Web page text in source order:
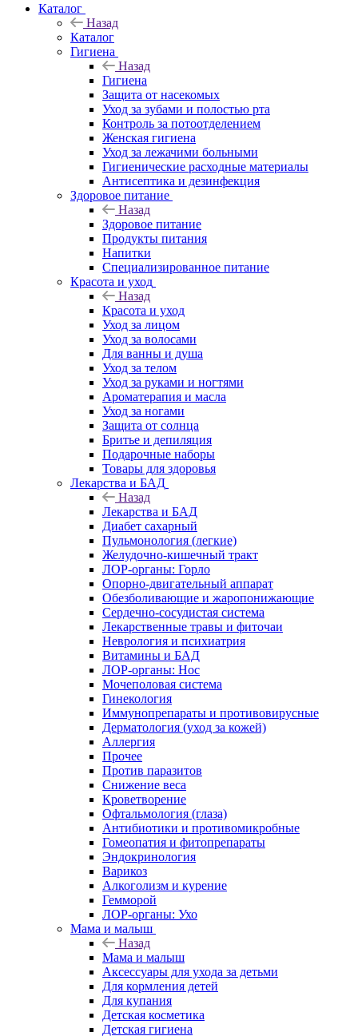
Каталог
Назад
Каталог
Гигиена
Назад
Гигиена
Защита от насекомых
Уход за зубами и полостью рта
Контроль за потоотделением
Женская гигиена
Уход за лежачими больными
Гигиенические расходные материалы
Антисептика и дезинфекция
Здоровое питание
Назад
Здоровое питание
Продукты питания
Напитки
Специализированное питание
Красота и уход
Назад
Красота и уход
Уход за лицом
Уход за волосами
Для ванны и душа
Уход за телом
Уход за руками и ногтями
Ароматерапия и масла
Уход за ногами
Защита от солнца
Бритье и депиляция
Подарочные наборы
Товары для здоровья
Лекарства и БАД
Назад
Лекарства и БАД
Диабет сахарный
Пульмонология (легкие)
Желудочно-кишечный тракт
ЛОР-органы: Горло
Опорно-двигательный аппарат
Обезболивающие и жаропонижающие
Сердечно-сосудистая система
Лекарственные травы и фиточаи
Неврология и психиатрия
Витамины и БАД
ЛОР-органы: Нос
Мочеполовая система
Гинекология
Иммунопрепараты и противовирусные
Дерматология (уход за кожей)
Аллергия
Прочее
Против паразитов
Снижение веса
Кроветворение
Офтальмология (глаза)
Антибиотики и противомикробные
Гомеопатия и фитопрепараты
Эндокринология
Варикоз
Алкоголизм и курение
Гемморой
ЛОР-органы: Ухо
Мама и малыш
Назад
Мама и малыш
Аксессуары для ухода за детьми
Для кормления детей
Для купания
Детская косметика
Детская гигиена